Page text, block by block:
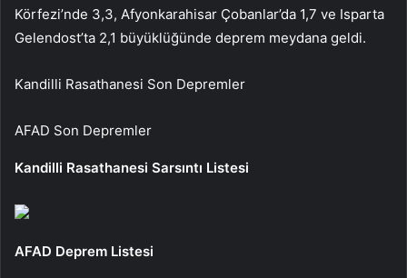
Körfezi’nde 3,3, Afyonkarahisar Çobanlar’da 1,7 ve Isparta
Gelendost’ta 2,1 büyüklüğünde deprem meydana geldi.
Kandilli Rasathanesi Son Depremler
AFAD Son Depremler
Kandilli Rasathanesi Sarsıntı Listesi
AFAD Deprem Listesi